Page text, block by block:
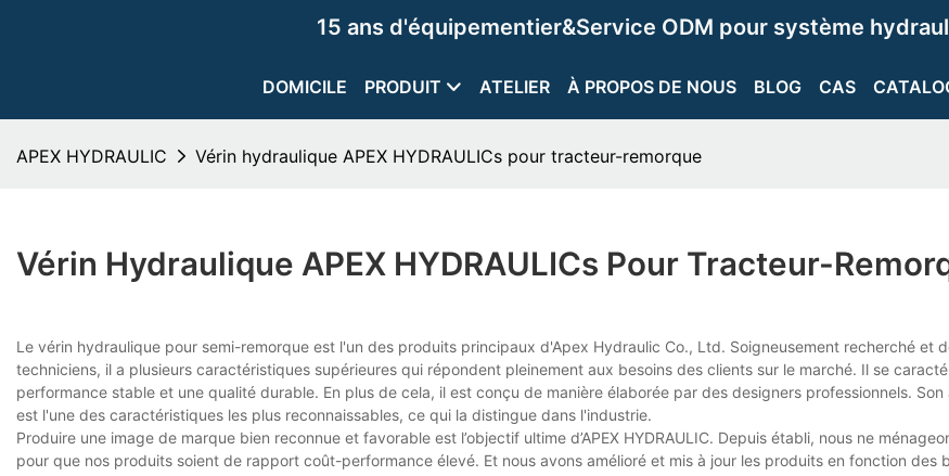
15 ans d'équipementier&Service ODM pour système
DOMICILE PRODUIT ATELIER À PROPOS DE NOUS BLOG CAS
APEX HYDRAULIC Vérin hydraulique APEX HYDRAULICs pour tracteur-remorque
Vérin Hydraulique APEX HYDRAULICs Pour Tracteur-
Le vérin hydraulique pour semi-remorque est l'un des produits principaux d'Apex Hydraulic Co., Ltd. Soigneusement recherché et
techniciens, il a plusieurs caractéristiques supérieures qui répondent pleinement aux besoins des clients sur le marché. Il se
performance stable et une qualité durable. En plus de cela, il est conçu de manière élaborée par des designers professionnels.
est l'une des caractéristiques les plus reconnaissables, ce qui la distingue dans l'industrie.
Produire une image de marque bien reconnue et favorable est l’objectif ultime d’APEX HYDRAULIC. Depuis établi, nous ne
pour que nos produits soient de rapport coût-performance élevé. Et nous avons amélioré et mis à jour les produits en fonction des